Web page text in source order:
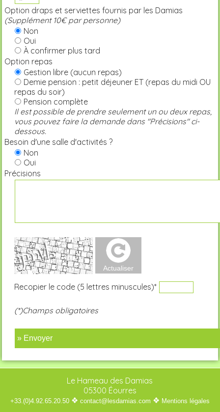
Option draps et serviettes fournis par les Damias
(Supplément 10€ par personne)
Non
Oui
À confirmer plus tard
Option repas
Gestion libre (aucun repas)
Demie pension : petit déjeuner ET (repas du midi OU
repas du soir)
Pension complète
Il est possible de prendre seulement un ou deux repas,
vous pouvez faire la demande dans "Précisions" ci-
dessous.
Besoin d'une salle d'activités ?
Non
Oui
Précisions
Recopier le code (5 lettres minuscules)*
(*)Champs obligatoires
» Envoyer
Le Hameau des Damias
05300 Éourres
+33.(0)4.92.65.20.50 ❖ contact@lesdamias.com ❖ Mentions légales